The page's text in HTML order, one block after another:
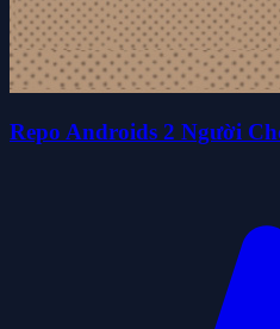
Repo Androids 2 Người